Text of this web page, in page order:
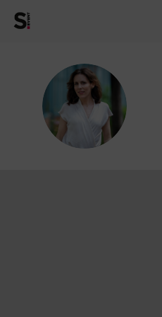
CB